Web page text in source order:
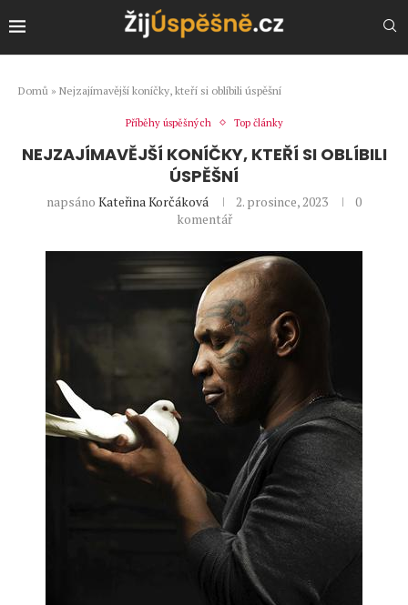
Domů » Nejzajímavější koníčky, kteří si oblíbili úspěšní
Příběhy úspěšných Top články
NEJZAJÍMAVĚJŠÍ KONÍČKY, KTEŘÍ SI OBLÍBILI
ÚSPĚŠNÍ
napsáno Kateřina Korčáková 2. prosince, 2023
0
komentář